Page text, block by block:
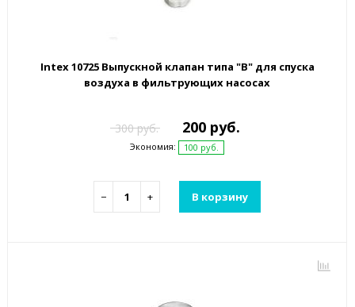
Intex 10725 Выпускной клапан типа "B" для спуска
воздуха в фильтрующих насосах
300 руб. 200 руб.
Экономия: 100 руб.
− + В корзину